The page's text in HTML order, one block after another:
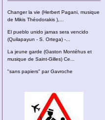
Changer la vie (Herbert Pagani, musique
de Mikis Théodorakis ),...
El pueblo unido jamas sera vencido
(Quilapayun - S. Ortega) -...
La jeune garde (Gaston Montéhus et
musique de Saint-Gilles) Ce...
"sans papiers" par Gavroche